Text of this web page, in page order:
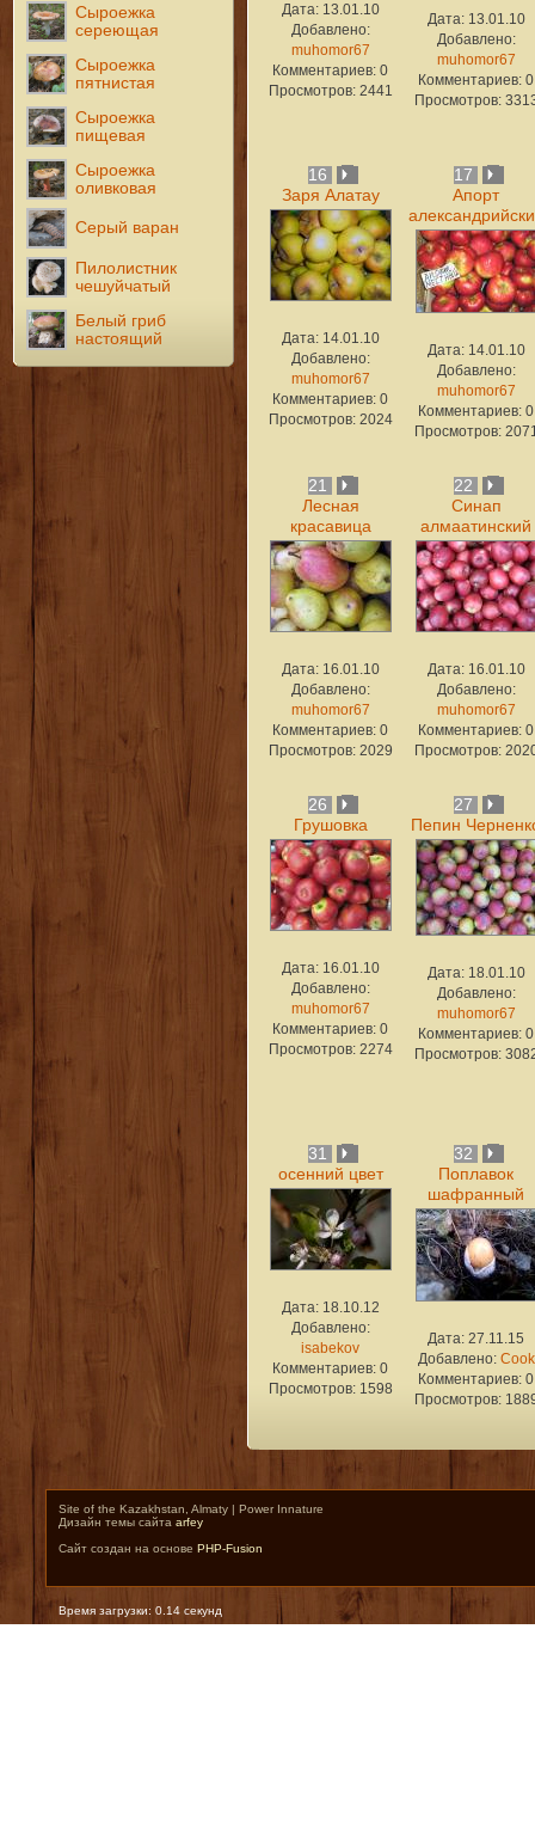
Сыроежка
сереющая
Сыроежка
пятнистая
Сыроежка
пищевая
Сыроежка
оливковая
Серый варан
Пилолистник
чешуйчатый
Белый гриб
настоящий
Дата: 13.01.10
Добавлено:
muhomor67
Комментариев: 0
Просмотров: 2441
Дата: 13.01.10
Добавлено:
muhomor67
Комментариев: 0
Просмотров:
16
Заря Алатау
Дата: 14.01.10
Добавлено:
muhomor67
Комментариев: 0
Просмотров: 2024
17
Апорт
Дата: 14.01.10
Добавлено:
muhomor67
Комментариев: 0
Просмотров:
21
Лесная
красавица
Дата: 16.01.10
Добавлено:
muhomor67
Комментариев: 0
Просмотров: 2029
22
Синап
алмаатинский
Дата: 16.01.10
Добавлено:
muhomor67
Комментариев: 0
Просмотров:
26
Грушовка
Дата: 16.01.10
Добавлено:
muhomor67
Комментариев: 0
Просмотров: 2274
27
Пепин
Дата: 18.01.10
Добавлено:
muhomor67
Комментариев: 0
Просмотров:
31
осенний цвет
Дата: 18.10.12
Добавлено:
isabekov
Комментариев: 0
Просмотров: 1598
32
Поплавок
шафранный
Дата: 27.11.15
Добавлено: Cook
Комментариев: 0
Просмотров:
Site of the Kazakhstan, Almaty | Power Innature
Дизайн темы сайта arfey
Сайт создан на основе PHP-Fusion
Время загрузки: 0.14 секунд